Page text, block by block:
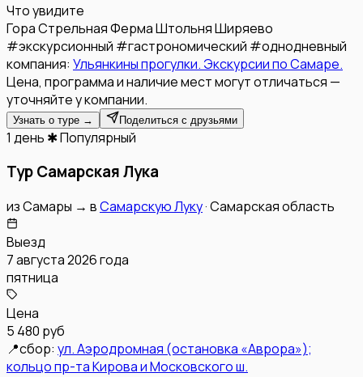
Что увидите
Гора СтрельнаяФермаШтольняШиряево
#экскурсионный #гастрономический #однодневный
компания: Ульянкины прогулки. Экскурсии по Самаре.
Цена, программа и наличие мест могут отличаться —
уточняйте у компании.
Узнать о туре → Поделиться с друзьями
1 день ✱ Популярный
Тур Самарская Лука
изСамары → вСамарскую Луку·Самарская область
Выезд
7 августа 2026 года
пятница
Цена
5 480 руб
📍сбор: ул. Аэродромная (остановка «Аврора»);
кольцо пр-та Кирова и Московского ш.